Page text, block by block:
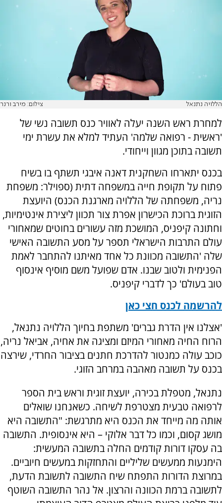
הללויה נתנאל צילום: מירב ורנר
למחרת ראש השנה יעלה לאוויר כנס תשובה נשי של
'ראשית - רפואה שלמה' העתיד למלא את עשרת ימי
תשובה בתוכן מגוון וייחודי.
בכנס יתארחו השחקנית דאנה איבגי תשתף בו בשיח
פתוח על תקופת חייה במשפחה דתית (ספוילר: משפחת
נריה, משפחתה של הללויה מארגנת הכנס) היועצת
הזוגית ברוכת הכישרון אפרת צור תכוון ליצירת אינטימיות,
וחתונה קיפניס, המושכת מזה עשורים בחוטים שמאחורי
עולם התרבות הישראלי תספר על מסע התשובה האישי
שלה 'התשובה מכוונת כל אחד מאיתנו להתחבר לאמת
הפנימית ולטוב שבנו. אדם שפועל משם מוסיף אינסוף
טוב בעולם' כך לדברי קיפניס.
להרשמה לכנס חצי כאן
'אצלנו אין הדרת גברים' משתפת בחיוך הללויה נתנאל,
הרוח החיה מאחורי המיזם ומציגה את אחיה, אביאל נריה,
כוכב עולה כמנטור להדרכת חתנים בציבור החרדי, שירצה
בכנס על תשובה מאהבה במרחב הזוגי.
נתנאל, מטפלת בכירה, יועצת זוגית וראש בית הספר
לרפואה טבעית מצטרפת לשיחה. כשאנחנו שואלים
אותה מה מייחד את הכנס היא מתרגשת: "התשובה היא
מושג קסום, וכמו כל דבר אלוקי – היא אינסופית. התשובה
בה עסקו דורות קודמים החלה בתשובה המעשית:
הימנעות ממעשים שליליים והתחזקות במעשים חיוביים.
במרוצת הדורות התפתח שיח התשובה לתשובת הדעת,
לתשובה ברמת הכוונה והרצון. אל נהר התשובה השוטף